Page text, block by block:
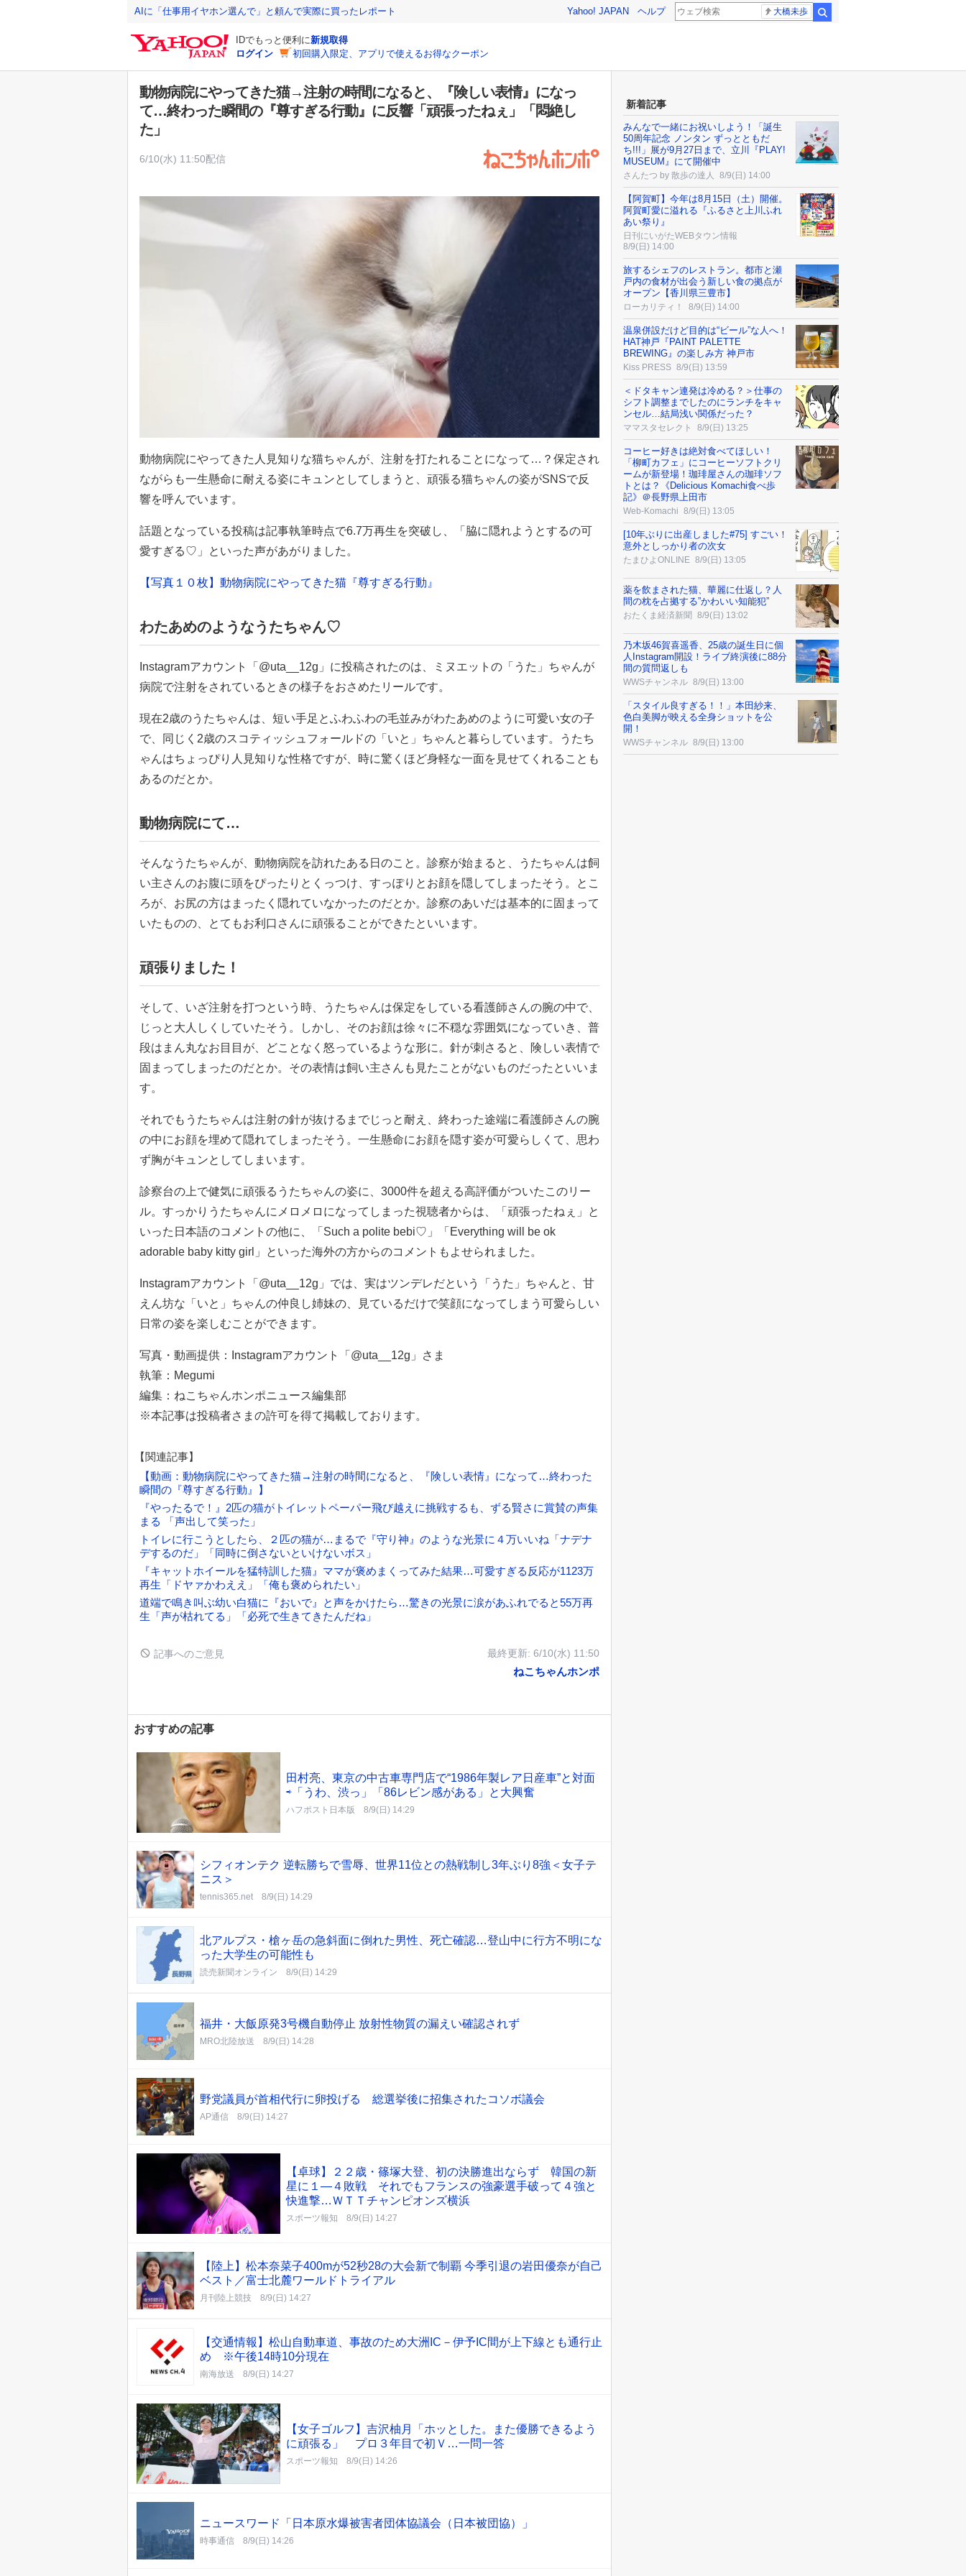
AIに「仕事用イヤホン選んで」と頼んで実際に買ったレポート Yahoo! JAPAN ヘルプ 大橋未歩
IDでもっと便利に新規取得
ログイン
初回購入限定、アプリで使えるお得なクーポン
動物病院にやってきた猫→注射の時間になると、『険しい表情』になっ
て…終わった瞬間の『尊すぎる行動』に反響「頑張ったねぇ」「悶絶し
た」
6/10(水) 11:50配信
動物病院にやってきた人見知りな猫ちゃんが、注射を打たれることになって…？保定され
ながらも一生懸命に耐える姿にキュンとしてしまうと、頑張る猫ちゃんの姿がSNSで反
響を呼んでいます。
話題となっている投稿は記事執筆時点で6.7万再生を突破し、「脇に隠れようとするの可
愛すぎる♡」といった声があがりました。
【写真１０枚】動物病院にやってきた猫『尊すぎる行動』
わたあめのようなうたちゃん♡
Instagramアカウント「@uta__12g」に投稿されたのは、ミヌエットの「うた」ちゃんが
病院で注射をされているときの様子をおさめたリールです。
現在2歳のうたちゃんは、短い手足とふわふわの毛並みがわたあめのように可愛い女の子
で、同じく2歳のスコティッシュフォールドの「いと」ちゃんと暮らしています。うたち
ゃんはちょっぴり人見知りな性格ですが、時に驚くほど身軽な一面を見せてくれることも
あるのだとか。
動物病院にて…
そんなうたちゃんが、動物病院を訪れたある日のこと。診察が始まると、うたちゃんは飼
い主さんのお腹に頭をぴったりとくっつけ、すっぽりとお顔を隠してしまったそう。とこ
ろが、お尻の方はまったく隠れていなかったのだとか。診察のあいだは基本的に固まって
いたものの、とてもお利口さんに頑張ることができたといいます。
頑張りました！
そして、いざ注射を打つという時、うたちゃんは保定をしている看護師さんの腕の中で、
じっと大人しくしていたそう。しかし、そのお顔は徐々に不穏な雰囲気になっていき、普
段はまん丸なお目目が、どことなく怒っているような形に。針が刺さると、険しい表情で
固まってしまったのだとか。その表情は飼い主さんも見たことがないものだったといいま
す。
それでもうたちゃんは注射の針が抜けるまでじっと耐え、終わった途端に看護師さんの腕
の中にお顔を埋めて隠れてしまったそう。一生懸命にお顔を隠す姿が可愛らしくて、思わ
ず胸がキュンとしてしまいます。
診察台の上で健気に頑張るうたちゃんの姿に、3000件を超える高評価がついたこのリー
ル。すっかりうたちゃんにメロメロになってしまった視聴者からは、「頑張ったねぇ」と
いった日本語のコメントの他に、「Such a polite bebi♡」「Everything will be ok
adorable baby kitty girl」といった海外の方からのコメントもよせられました。
Instagramアカウント「@uta__12g」では、実はツンデレだという「うた」ちゃんと、甘
えん坊な「いと」ちゃんの仲良し姉妹の、見ているだけで笑顔になってしまう可愛らしい
日常の姿を楽しむことができます。
写真・動画提供：Instagramアカウント「@uta__12g」さま
執筆：Megumi
編集：ねこちゃんホンポニュース編集部
※本記事は投稿者さまの許可を得て掲載しております。
【関連記事】
【動画：動物病院にやってきた猫→注射の時間になると、『険しい表情』になって…終わった
瞬間の『尊すぎる行動』】
『やったるで！』2匹の猫がトイレットペーパー飛び越えに挑戦するも、ずる賢さに賞賛の声集
まる 「声出して笑った」
トイレに行こうとしたら、２匹の猫が…まるで『守り神』のような光景に４万いいね「ナデナ
デするのだ」「同時に倒さないといけないボス」
『キャットホイールを猛特訓した猫』ママが褒めまくってみた結果…可愛すぎる反応が1123万
再生「ドヤァかわええ」「俺も褒められたい」
道端で鳴き叫ぶ幼い白猫に『おいで』と声をかけたら…驚きの光景に涙があふれでると55万再
生「声が枯れてる」「必死で生きてきたんだね」
記事へのご意見 最終更新: 6/10(水) 11:50
ねこちゃんホンポ
おすすめの記事
田村亮、東京の中古車専門店で“1986年製レア日産車”と対面
⇨「うわ、渋っ」「86レビン感がある」と大興奮
ハフポスト日本版 8/9(日) 14:29
シフィオンテク 逆転勝ちで雪辱、世界11位との熱戦制し3年ぶり8強＜女子テ
ニス＞
tennis365.net 8/9(日) 14:29
北アルプス・槍ヶ岳の急斜面に倒れた男性、死亡確認…登山中に行方不明にな
った大学生の可能性も
読売新聞オンライン 8/9(日) 14:29
福井・大飯原発3号機自動停止 放射性物質の漏えい確認されず
MRO北陸放送 8/9(日) 14:28
野党議員が首相代行に卵投げる 総選挙後に招集されたコソボ議会
AP通信 8/9(日) 14:27
【卓球】２２歳・篠塚大登、初の決勝進出ならず 韓国の新
星に１―４敗戦 それでもフランスの強豪選手破って４強と
快進撃…ＷＴＴチャンピオンズ横浜
スポーツ報知 8/9(日) 14:27
【陸上】松本奈菜子400mが52秒28の大会新で制覇 今季引退の岩田優奈が自己
ベスト／富士北麓ワールドトライアル
月刊陸上競技 8/9(日) 14:27
【交通情報】松山自動車道、事故のため大洲IC－伊予IC間が上下線とも通行止
め ※午後14時10分現在
南海放送 8/9(日) 14:27
【女子ゴルフ】吉沢柚月「ホッとした。また優勝できるよう
に頑張る」 プロ３年目で初Ｖ…一問一答
スポーツ報知 8/9(日) 14:26
ニュースワード「日本原水爆被害者団体協議会（日本被団協）」
時事通信 8/9(日) 14:26
新着記事
みんなで一緒にお祝いしよう！「誕生
50周年記念 ノンタン ずっとともだ
ち!!!」展が9月27日まで、立川『PLAY!
MUSEUM』にて開催中
さんたつ by 散歩の達人 8/9(日) 14:00
【阿賀町】今年は8月15日（土）開催。
阿賀町愛に溢れる『ふるさと上川ふれ
あい祭り』
日刊にいがたWEBタウン情報
8/9(日) 14:00
旅するシェフのレストラン。都市と瀬
戸内の食材が出会う新しい食の拠点が
オープン【香川県三豊市】
ローカリティ！ 8/9(日) 14:00
温泉併設だけど目的は“ビール”な人へ！
HAT神戸『PAINT PALETTE
BREWING』の楽しみ方 神戸市
Kiss PRESS 8/9(日) 13:59
＜ドタキャン連発は冷める？＞仕事の
シフト調整までしたのにランチをキャ
ンセル…結局浅い関係だった？
ママスタセレクト 8/9(日) 13:25
コーヒー好きは絶対食べてほしい！
「柳町カフェ」にコーヒーソフトクリ
ームが新登場！珈琲屋さんの珈琲ソフ
トとは？《Delicious Komachi食べ歩
記》＠長野県上田市
Web-Komachi 8/9(日) 13:05
[10年ぶりに出産しました#75] すごい！
意外としっかり者の次女
たまひよONLINE 8/9(日) 13:05
薬を飲まされた猫、華麗に仕返し？人
間の枕を占拠する”かわいい知能犯”
おたくま経済新聞 8/9(日) 13:02
乃木坂46賀喜遥香、25歳の誕生日に個
人Instagram開設！ライブ終演後に88分
間の質問返しも
WWSチャンネル 8/9(日) 13:00
「スタイル良すぎる！！」本田紗来、
色白美脚が映える全身ショットを公
開！
WWSチャンネル 8/9(日) 13:00